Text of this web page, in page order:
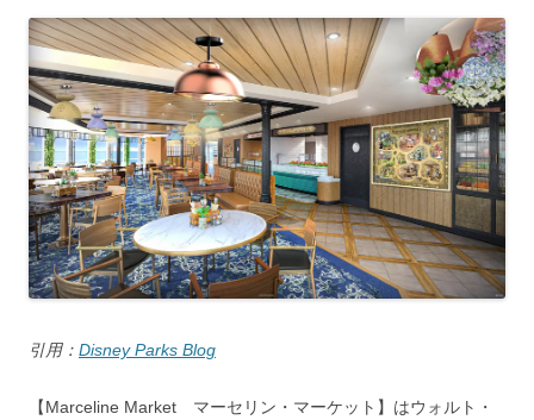
引用： Disney Parks Blog
【Marceline Market マーセリン・マーケット】はウォルト・